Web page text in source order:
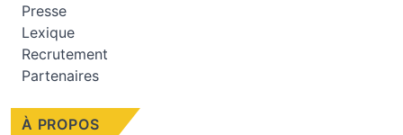
À PROPOS
Presse
Lexique
Recrutement
Partenaires